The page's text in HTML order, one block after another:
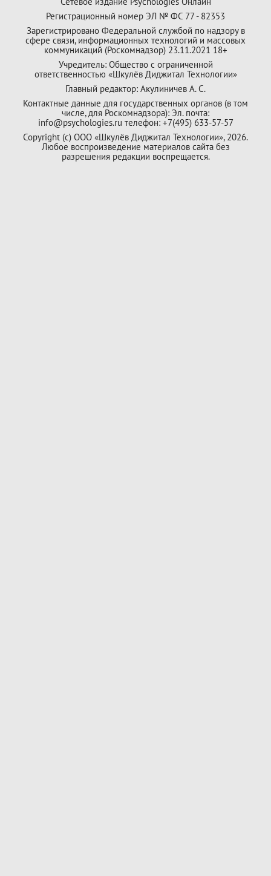
Регистрационный номер ЭЛ № ФС 77 - 82353
Зарегистрировано Федеральной службой по надзору в
сфере связи, информационных технологий и массовых
коммуникаций (Роскомнадзор) 23.11.2021 18+
Учредитель: Общество с ограниченной
ответственностью «Шкулёв Диджитал Технологии»
Главный редактор: Акулиничев А. С.
Контактные данные для государственных органов (в том
числе, для Роскомнадзора): Эл. почта:
info@psychologies.ru телефон: +7(495) 633-57-57
Copyright (с) ООО «Шкулёв Диджитал Технологии», 2026.
Любое воспроизведение материалов сайта без
разрешения редакции воспрещается.